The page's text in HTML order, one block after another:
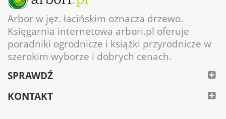
Arbor w jęz. łacińskim oznacza drzewo.
Księgarnia internetowa arbori.pl oferuje
poradniki ogrodnicze i książki przyrodnicze w
szerokim wyborze i dobrych cenach.
SPRAWDŹ
KONTAKT